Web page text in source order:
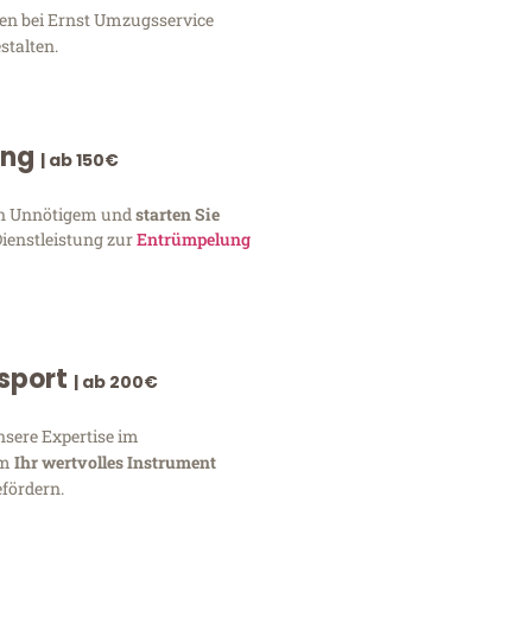
bei Ernst Umzugsservice
| ab 150€
Unnötigem und starten Sie
zurEntrümpelung
| ab 200€
Expertise im
Ihr wertvolles Instrument